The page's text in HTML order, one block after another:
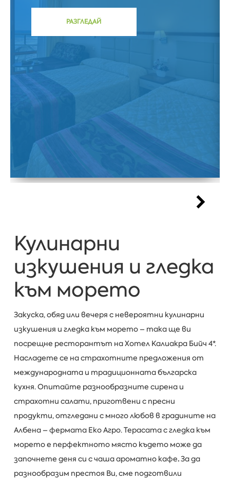
РАЗГЛЕДАЙ
Кулинарни
изкушения и гледка
към морето
Закуска, обяд или вечеря с невероятни кулинарни
изкушения и гледка към морето – така ще ви
посрещне ресторантът на Хотел Калиакра Бийч 4*.
Насладете се на страхотните предложения от
международната и традиционната българска
кухня. Опитайте разнообразните сирена и
страхотни салати, приготвени с пресни
продукти, отгледани с много любов в градините на
Албена – фермата Еко Агро. Терасата с гледка към
морето е перфектното място където може да
започнете деня си с чаша ароматно кафе.За да
разнообразим престоя Ви, сме подготвили